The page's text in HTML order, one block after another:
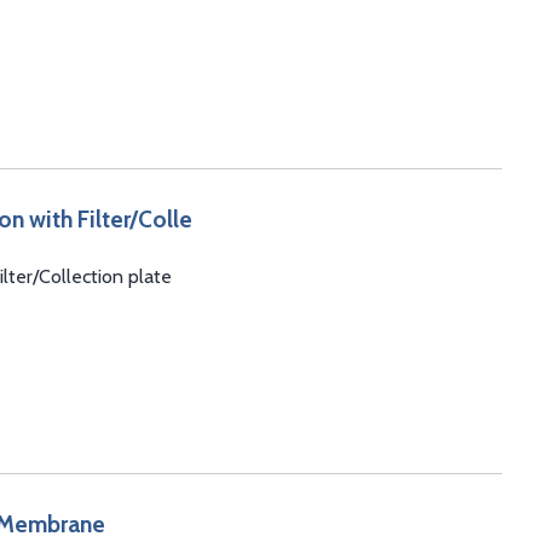
with Filter/Colle
Collection plate